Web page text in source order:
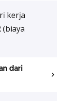
kerja
dari